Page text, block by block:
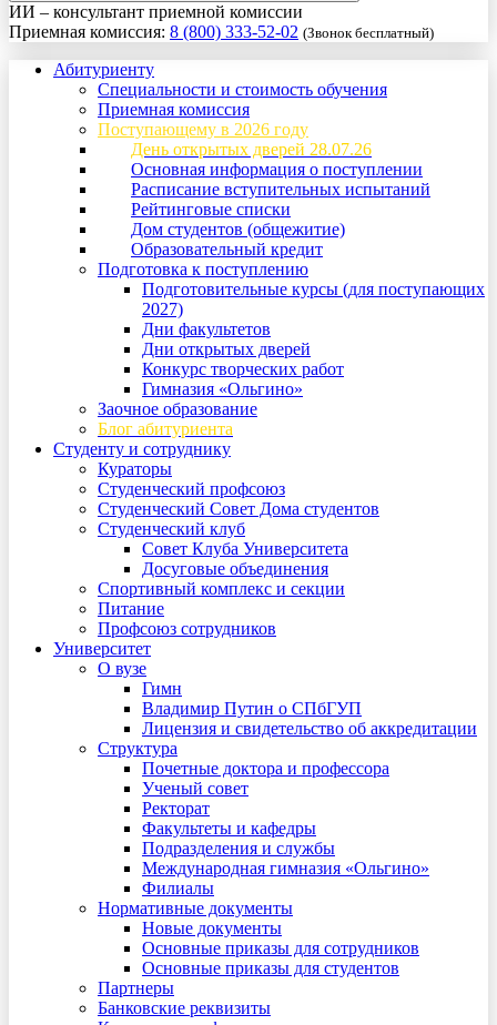
ИИ – консультант приемной комиссии
Приемная комиссия: 8 (800) 333-52-02 (Звонок бесплатный)
Абитуриенту
Специальности и стоимость обучения
Приемная комиссия
Поступающему в 2026 году
День открытых дверей 28.07.26
Основная информация о поступлении
Расписание вступительных испытаний
Рейтинговые списки
Дом студентов (общежитие)
Образовательный кредит
Подготовка к поступлению
Подготовительные курсы (для поступающих
2027)
Дни факультетов
Дни открытых дверей
Конкурс творческих работ
Гимназия «Ольгино»
Заочное образование
Блог абитуриента
Студенту и сотруднику
Кураторы
Студенческий профсоюз
Студенческий Совет Дома студентов
Студенческий клуб
Совет Клуба Университета
Досуговые объединения
Спортивный комплекс и секции
Питание
Профсоюз сотрудников
Университет
О вузе
Гимн
Владимир Путин о СПбГУП
Лицензия и свидетельство об аккредитации
Структура
Почетные доктора и профессора
Ученый совет
Ректорат
Факультеты и кафедры
Подразделения и службы
Международная гимназия «Ольгино»
Филиалы
Нормативные документы
Новые документы
Основные приказы для сотрудников
Основные приказы для студентов
Партнеры
Банковские реквизиты